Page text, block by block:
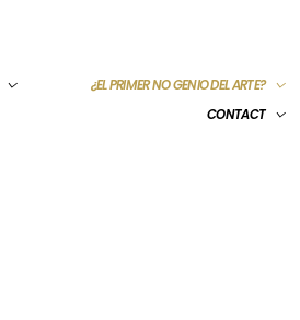
¿EL PRIMER NO GENIO DEL ARTE?
CONTACT